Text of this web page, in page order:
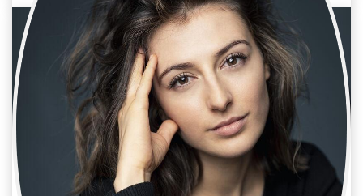
Alba Gutierrez